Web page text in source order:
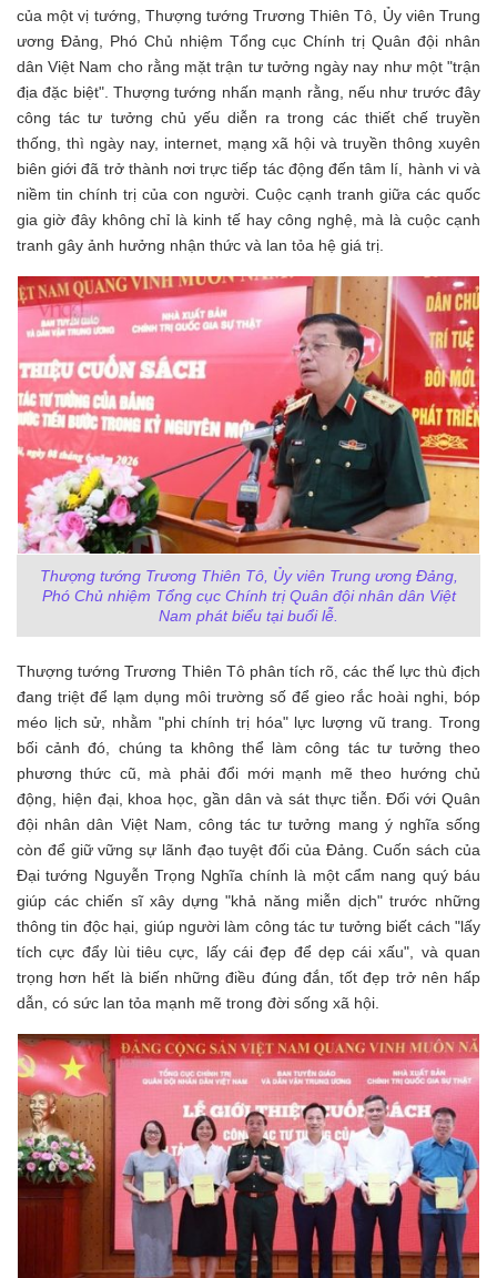
của một vị tướng, Thượng tướng Trương Thiên Tô, Ủy viên Trung
ương Đảng, Phó Chủ nhiệm Tổng cục Chính trị Quân đội nhân
dân Việt Nam cho rằng mặt trận tư tưởng ngày nay như một "trận
địa đặc biệt". Thượng tướng nhấn mạnh rằng, nếu như trước đây
công tác tư tưởng chủ yếu diễn ra trong các thiết chế truyền
thống, thì ngày nay, internet, mạng xã hội và truyền thông xuyên
biên giới đã trở thành nơi trực tiếp tác động đến tâm lí, hành vi và
niềm tin chính trị của con người. Cuộc cạnh tranh giữa các quốc
gia giờ đây không chỉ là kinh tế hay công nghệ, mà là cuộc cạnh
tranh gây ảnh hưởng nhận thức và lan tỏa hệ giá trị.
Thượng tướng Trương Thiên Tô, Ủy viên Trung ương Đảng,
Phó Chủ nhiệm Tổng cục Chính trị Quân đội nhân dân Việt
Nam phát biểu tại buổi lễ.
Thượng tướng Trương Thiên Tô phân tích rõ, các thế lực thù địch
đang triệt để lạm dụng môi trường số để gieo rắc hoài nghi, bóp
méo lịch sử, nhằm "phi chính trị hóa" lực lượng vũ trang. Trong
bối cảnh đó, chúng ta không thể làm công tác tư tưởng theo
phương thức cũ, mà phải đổi mới mạnh mẽ theo hướng chủ
động, hiện đại, khoa học, gần dân và sát thực tiễn. Đối với Quân
đội nhân dân Việt Nam, công tác tư tưởng mang ý nghĩa sống
còn để giữ vững sự lãnh đạo tuyệt đối của Đảng. Cuốn sách của
Đại tướng Nguyễn Trọng Nghĩa chính là một cẩm nang quý báu
giúp các chiến sĩ xây dựng "khả năng miễn dịch" trước những
thông tin độc hại, giúp người làm công tác tư tưởng biết cách "lấy
tích cực đẩy lùi tiêu cực, lấy cái đẹp để dẹp cái xấu", và quan
trọng hơn hết là biến những điều đúng đắn, tốt đẹp trở nên hấp
dẫn, có sức lan tỏa mạnh mẽ trong đời sống xã hội.